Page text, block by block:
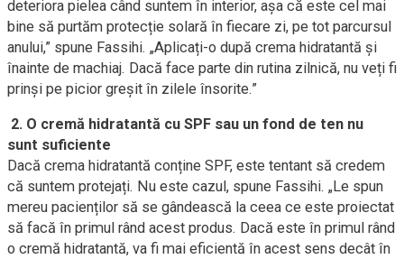
deteriora pielea când suntem în interior, așa că este cel mai
bine să purtăm protecție solară în fiecare zi, pe tot parcursul
anului,” spune Fassihi. „Aplicați-o după crema hidratantă și
înainte de machiaj. Dacă face parte din rutina zilnică, nu veți fi
prinși pe picior greșit în zilele însorite.”
2. O cremă hidratantă cu SPF sau un fond de ten nu
sunt suficiente
Dacă crema hidratantă conține SPF, este tentant să credem
că suntem protejați. Nu este cazul, spune Fassihi. „Le spun
mereu pacienților să se gândească la ceea ce este proiectat
să facă în primul rând acest produs. Dacă este în primul rând
o cremă hidratantă, va fi mai eficientă în acest sens decât în